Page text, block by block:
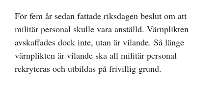
För fem år sedan fattade riksdagen beslut om att
militär personal skulle vara anställd. Värnplikten
avskaffades dock inte, utan är vilande. Så länge
värnplikten är vilande ska all militär personal
rekryteras och utbildas på frivillig grund.